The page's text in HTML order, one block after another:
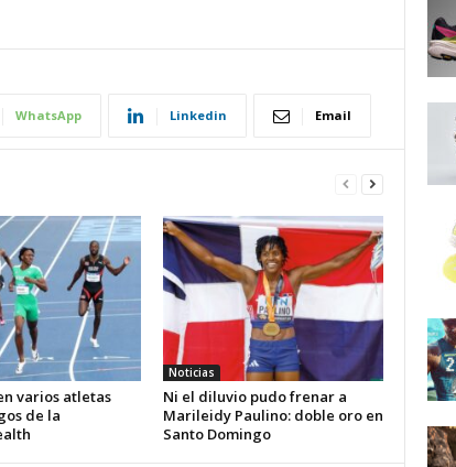
WhatsApp Linkedin Email
varios atletas
de la
Noticias
Ni el diluvio pudo frenar a
Marileidy Paulino: doble oro en
Santo Domingo